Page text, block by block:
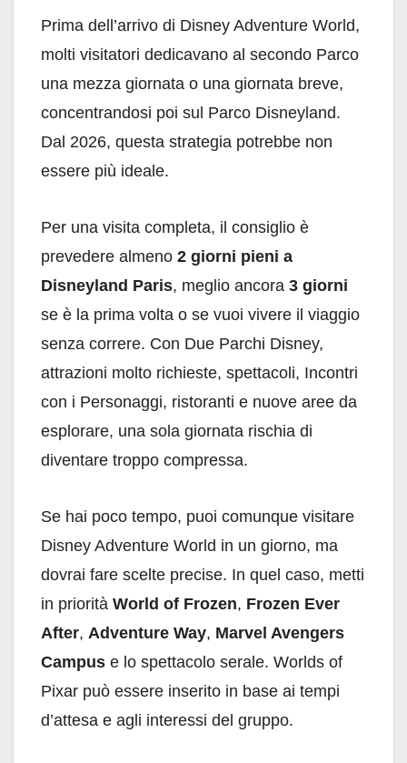
Prima dell’arrivo di Disney Adventure World,
molti visitatori dedicavano al secondo Parco
una mezza giornata o una giornata breve,
concentrandosi poi sul Parco Disneyland.
Dal 2026, questa strategia potrebbe non
essere più ideale.
Per una visita completa, il consiglio è
prevedere almeno 2 giorni pieni a
Disneyland Paris, meglio ancora 3 giorni
se è la prima volta o se vuoi vivere il viaggio
senza correre. Con Due Parchi Disney,
attrazioni molto richieste, spettacoli, Incontri
con i Personaggi, ristoranti e nuove aree da
esplorare, una sola giornata rischia di
diventare troppo compressa.
Se hai poco tempo, puoi comunque visitare
Disney Adventure World in un giorno, ma
dovrai fare scelte precise. In quel caso, metti
in priorità World of Frozen, Frozen Ever
After, Adventure Way, Marvel Avengers
Campus e lo spettacolo serale. Worlds of
Pixar può essere inserito in base ai tempi
d’attesa e agli interessi del gruppo.